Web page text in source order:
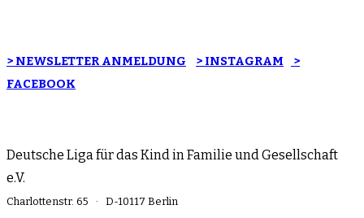
> NEWSLETTER ANMELDUNG > INSTAGRAM
>
FACEBOOK
Deutsche Liga für das Kind in Familie und Gesellschaft
e.V.
Charlottenstr. 65 · D-10117 Berlin